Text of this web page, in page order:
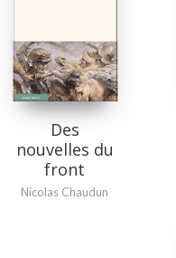
Des
nouvelles du
front
Nicolas Chaudun